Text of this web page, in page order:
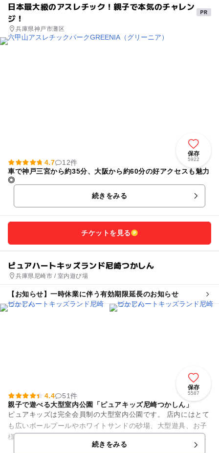
日本最大級のアスレチック！親子で本気のチャレン
ジ！
兵庫県神戸市灘区
保存
5922
4.7
12件
車で神戸三宮から約35分、大阪から約60分の好アクセスも魅力
◎
続きをみる
チケットを見る
ピュアハートキッズランド尼崎つかしん
兵庫県尼崎市 / 室内遊び場
【お知らせ】一時休業に伴う有効期限延長のお知らせ
保存
5587
4.4
51件
親子で遊べる大型室内公園「ピュアキッズ尼崎つかしん」
ピュアキッズは完全会員制の大型室内公園です。 店内にはとて
も広いボールプールやホワイトサンドの砂場、大型遊具、お子
様の大好きな遊びがいっぱい！ドレスに着替えて写真が取れる
フォトスタジオも大人気...続きをみる